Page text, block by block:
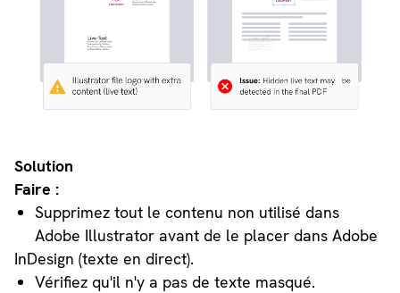
Solution
Faire :
Supprimez tout le contenu non utilisé dans
Adobe Illustrator avant de le placer dans Adobe
InDesign (texte en direct).
Vérifiez qu'il n'y a pas de texte masqué.